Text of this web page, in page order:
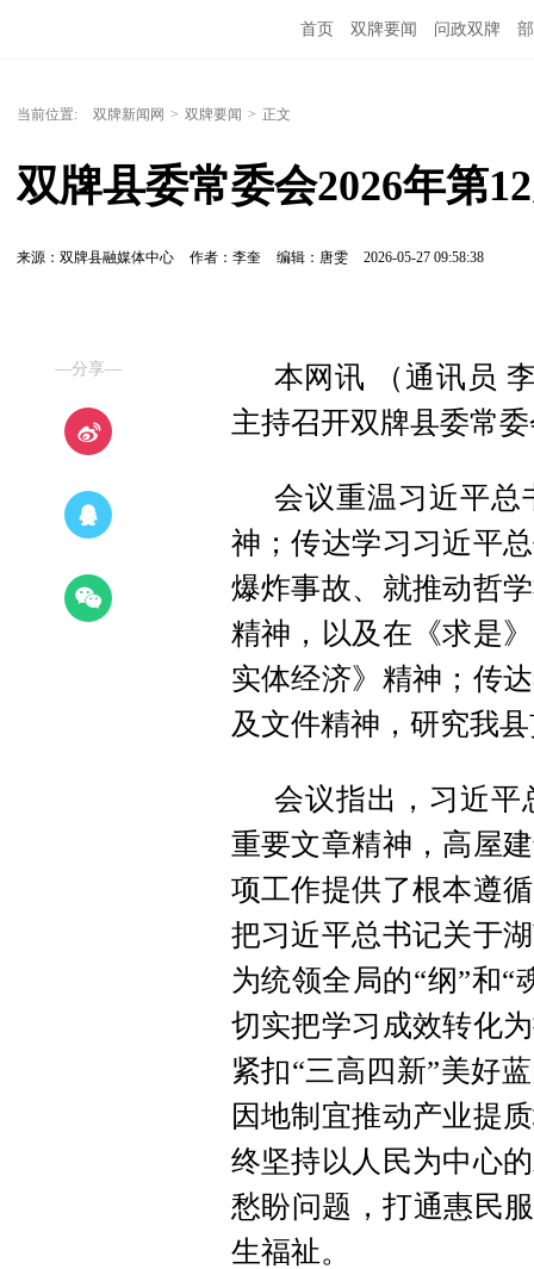
首页 双牌要闻 问政双牌
当前位置: 双牌新闻网 > 双牌要闻 > 正文
双牌县委常委会2026年第
来源：双牌县融媒体中心 作者：李奎 编辑：唐雯 2026-05-27 09:58:38
—分享—
本网讯 （通讯员
主持召开双牌县委常
会议重温习近平总
神；传达学习习近平
爆炸事故、就推动哲
精神，以及在《求是
实体经济》精神；传
及文件精神，研究我
会议指出，习近平
重要文章精神，高屋
项工作提供了根本遵
把习近平总书记关于
为统领全局的“纲”和
切实把学习成效转化
紧扣“三高四新”美好
因地制宜推动产业提
终坚持以人民为中心
愁盼问题，打通惠民
生福祉。